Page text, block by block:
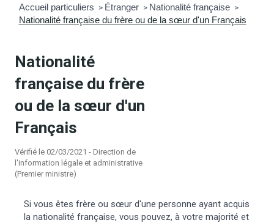
municipaux
sur la commune
d’urbanisme
Association
domaine public
Accueil particuliers > Étranger > Nationalité française >
Nationalité française du frère ou de la sœur d'un Français
Nationalité
française du frère
ou de la sœur d'un
Français
Vérifié le 02/03/2021 - Direction de
l'information légale et administrative
(Premier ministre)
Si vous êtes frère ou sœur d'une personne ayant acquis
la nationalité française, vous pouvez, à votre majorité et